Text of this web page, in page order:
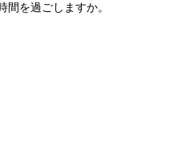
間を過ごしますか。